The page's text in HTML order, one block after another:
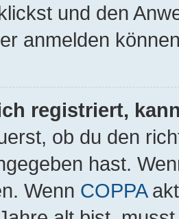
und den
anmelden
registriert,
ob du den
hast.
Wenn COPPA